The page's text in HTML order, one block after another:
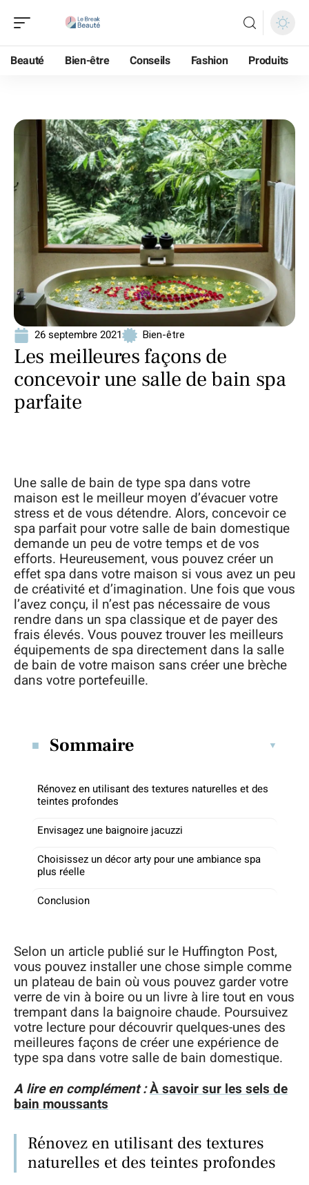
Beauté Bien-être Conseils Fashion Produits
26 septembre 2021 Bien-être
Les meilleures façons de
concevoir une salle de bain spa
parfaite
Une salle de bain de type spa dans votre
maison est le meilleur moyen d’évacuer votre
stress et de vous détendre. Alors, concevoir ce
spa parfait pour votre salle de bain domestique
demande un peu de votre temps et de vos
efforts. Heureusement, vous pouvez créer un
effet spa dans votre maison si vous avez un peu
de créativité et d’imagination. Une fois que vous
l’avez conçu, il n’est pas nécessaire de vous
rendre dans un spa classique et de payer des
frais élevés. Vous pouvez trouver les meilleurs
équipements de spa directement dans la salle
de bain de votre maison sans créer une brèche
dans votre portefeuille.
Sommaire
Rénovez en utilisant des textures naturelles et des
teintes profondes
Envisagez une baignoire jacuzzi
Choisissez un décor arty pour une ambiance spa
plus réelle
Conclusion
Selon un article publié sur le Huffington Post,
vous pouvez installer une chose simple comme
un plateau de bain où vous pouvez garder votre
verre de vin à boire ou un livre à lire tout en vous
trempant dans la baignoire chaude. Poursuivez
votre lecture pour découvrir quelques-unes des
meilleures façons de créer une expérience de
type spa dans votre salle de bain domestique.
A lire en complément :À savoir sur les sels de
bain moussants
Rénovez en utilisant des textures
naturelles et des teintes profondes